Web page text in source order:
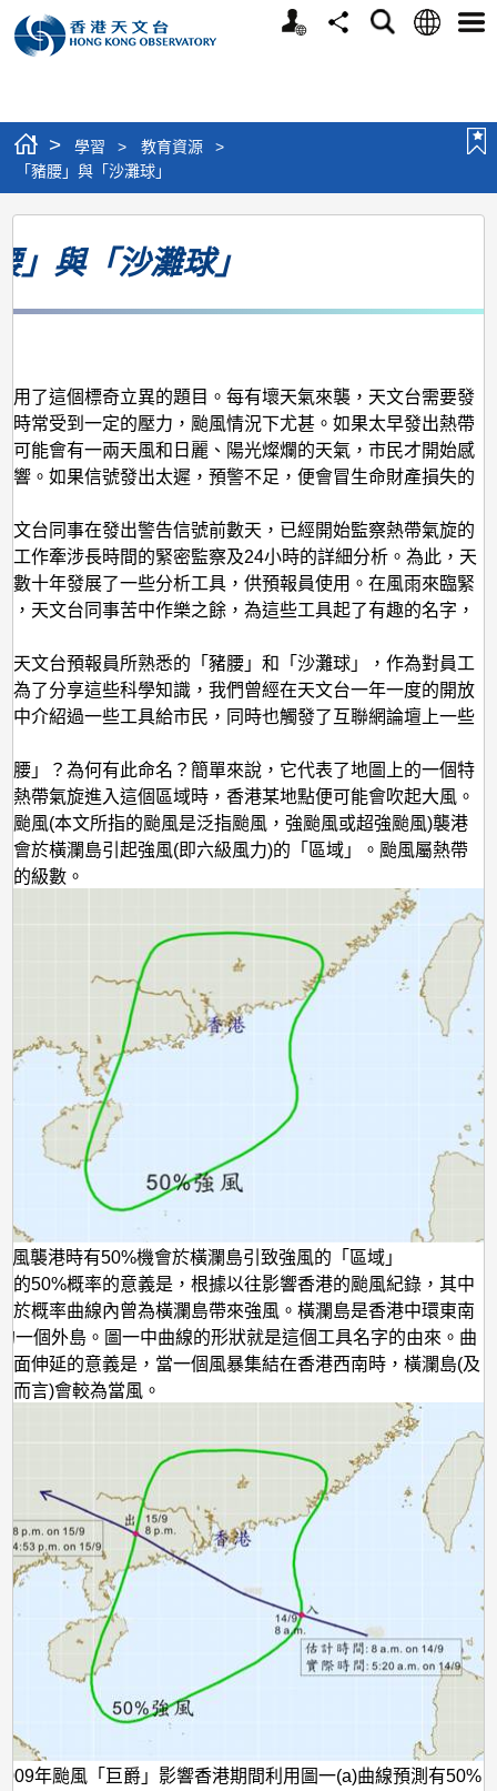
個
分
搜
語
選
> 學習 > 教育資源
>
「豬腰」與「沙灘球」
「豬
腰」
球」
」與「沙灘球」
用了這個標奇立異的題目。每有壞天氣來襲，天文台需要發
時常受到一定的壓力，颱風情況下尤甚。如果太早發出熱帶
可能會有一兩天風和日麗、陽光燦爛的天氣，市民才開始感
響。如果信號發出太遲，預警不足，便會冒生命財產損失的
文台同事在發出警告信號前數天，已經開始監察熱帶氣旋的
工作牽涉長時間的緊密監察及24小時的詳細分析。為此，天
數十年發展了一些分析工具，供預報員使用。在風雨來臨緊
，天文台同事苦中作樂之餘，為這些工具起了有趣的名字，
天文台預報員所熟悉的「豬腰」和「沙灘球」，作為對員工
為了分享這些科學知識，我們曾經在天文台一年一度的開放
中介紹過一些工具給市民，同時也觸發了互聯網論壇上一些
腰」？為何有此命名？簡單來說，它代表了地圖上的一個特
熱帶氣旋進入這個區域時，香港某地點便可能會吹起大風。
颱風(本文所指的颱風是泛指颱風，強颱風或超強颱風)襲港
會於橫瀾島引起強風(即六級風力)的「區域」。颱風屬熱帶
的級數。
襲港時有50%機會於橫瀾島引致強風的「區域」
的50%概率的意義是，根據以往影響香港的颱風紀錄，其中
於概率曲線內曾為橫瀾島帶來強風。橫瀾島是香港中環東南
一個外島。圖一中曲線的形狀就是這個工具名字的由來。曲
面伸延的意義是，當一個風暴集結在香港西南時，橫瀾島(及
而言)會較為當風。
年颱風「巨爵」影響香港期間利用圖一(a)曲線預測有50%